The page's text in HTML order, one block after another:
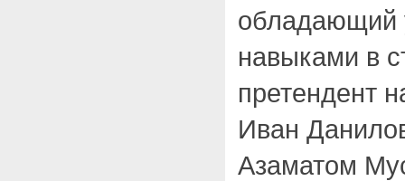
обладающий
навыками в
претендент
Иван
Азаматом